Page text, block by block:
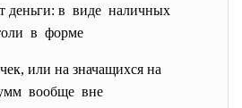
деньги: в виде наличных
в форме
или на значащихся на
вообще вне